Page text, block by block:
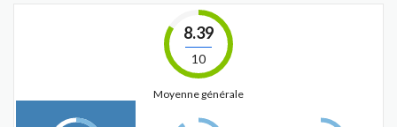
8.39
10
Moyenne générale